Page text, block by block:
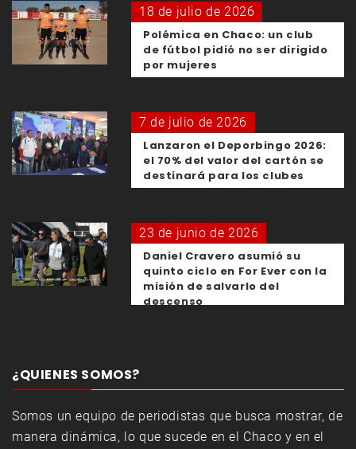
18 de julio de 2026
Polémica en Chaco: un club
de fútbol pidió no ser dirigido
por mujeres
7 de julio de 2026
Lanzaron el Deporbingo 2026:
el 70% del valor del cartón se
destinará para los clubes
23 de junio de 2026
Daniel Cravero asumió su
quinto ciclo en For Ever con la
misión de salvarlo del
descenso
¿QUIENES SOMOS?
Somos un equipo de periodistas que busca mostrar, de
manera dinámica, lo que sucede en el Chaco y en el